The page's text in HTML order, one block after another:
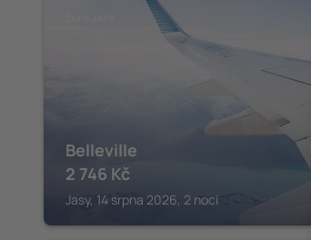
Belleville
2 746 Kč
Jasy, 14 srpna 2026, 2 noci